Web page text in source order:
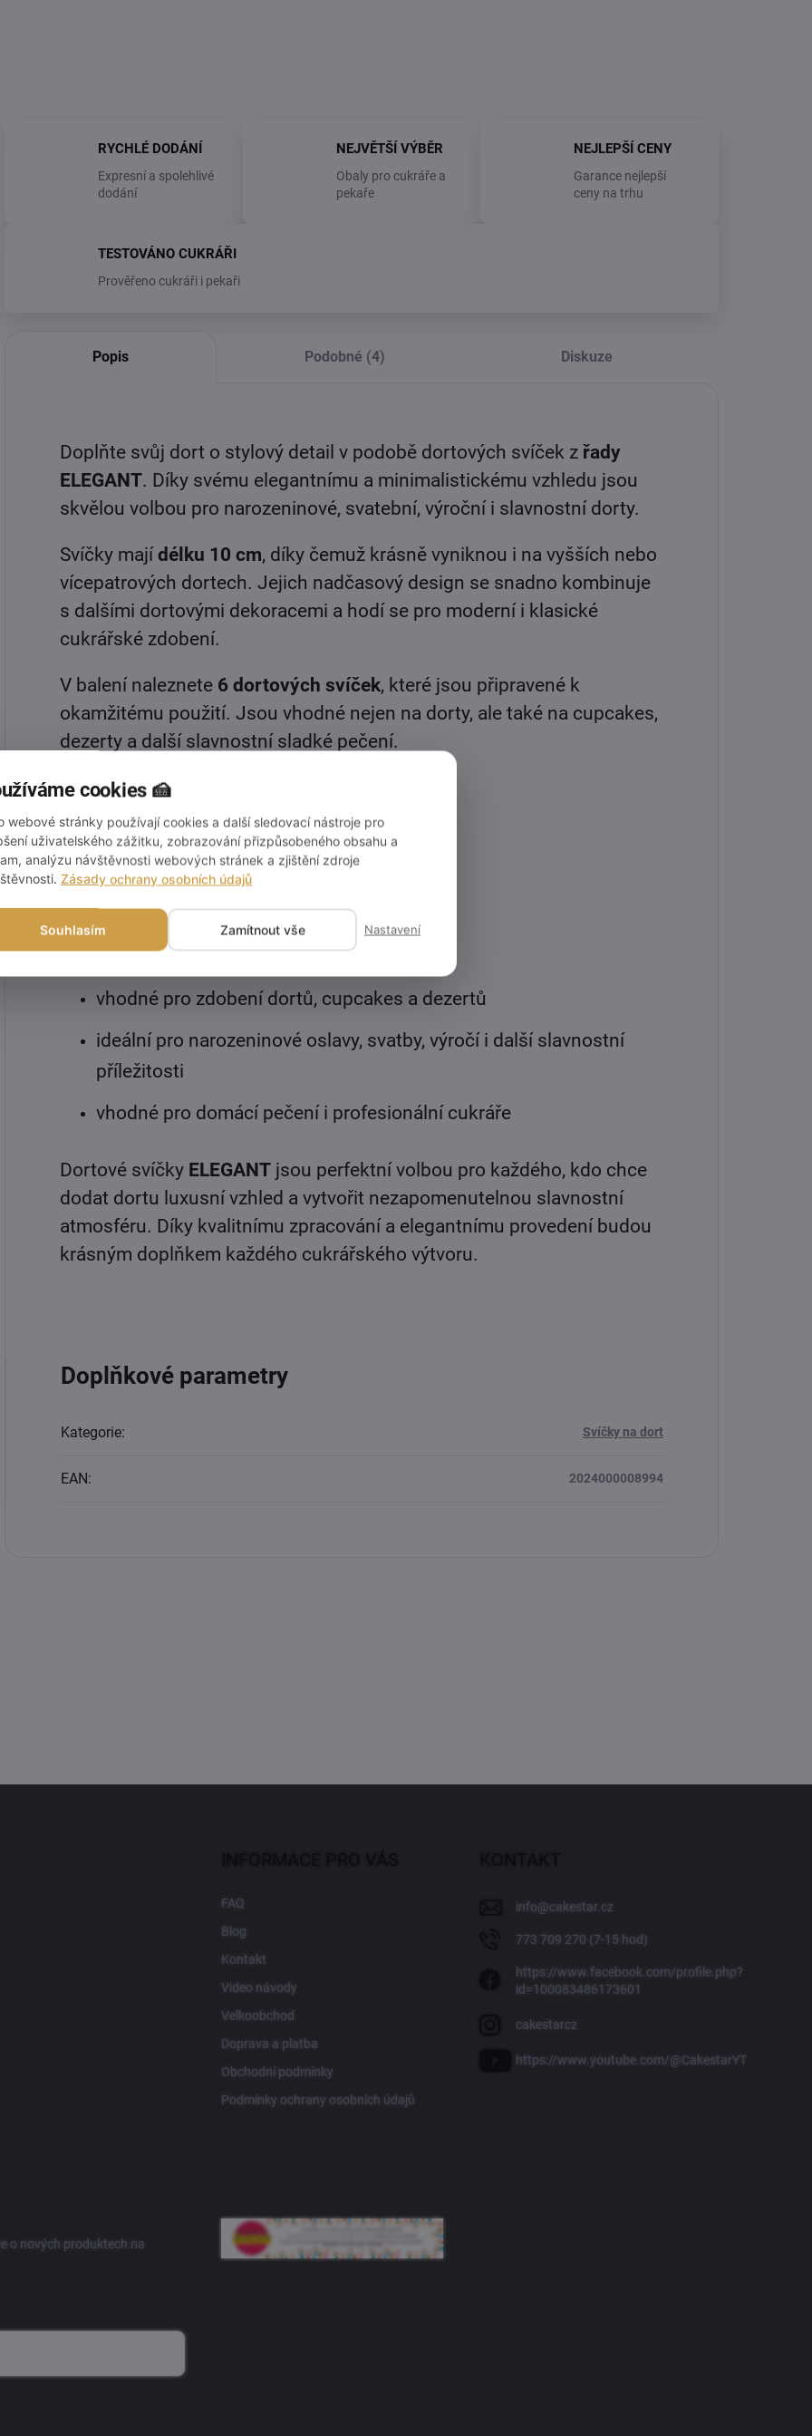
RYCHLÉ DODÁNÍ
Expresní a spolehlivé
dodání
NEJVĚTŠÍ VÝBĚR
Obaly pro cukráře a
pekaře
NEJLEPŠÍ CENY
Garance nejlepší
ceny na trhu
TESTOVÁNO CUKRÁŘI
Prověřeno cukráři i pekaři
Popis Podobné (4) Diskuze
Doplňte svůj dort o stylový detail v podobě dortových svíček z řady
ELEGANT. Díky svému elegantnímu a minimalistickému vzhledu jsou
skvělou volbou pro narozeninové, svatební, výroční i slavnostní dorty.
Svíčky majídélku 10 cm, díky čemuž krásně vyniknou i na vyšších nebo
vícepatrových dortech. Jejich nadčasový design se snadno kombinuje
s dalšími dortovými dekoracemi a hodí se pro moderní i klasické
cukrářské zdobení.
V balení naleznete 6 dortových svíček, které jsou připravené k
okamžitému použití. Jsou vhodné nejen na dorty, ale také na cupcakes,
dezerty a další slavnostní sladké pečení.
Hlavní výhody:
elegantní design zřady ELEGANT
délka svíček10 cm
6 ks v balení
barva: zlatá
vhodné pro zdobení dortů, cupcakes a dezertů
ideální pro narozeninové oslavy, svatby, výročí i další slavnostní
příležitosti
vhodné pro domácí pečení i profesionální cukráře
Dortové svíčky ELEGANT jsou perfektní volbou pro každého, kdo chce
dodat dortu luxusní vzhled a vytvořit nezapomenutelnou slavnostní
atmosféru. Díky kvalitnímu zpracování a elegantnímu provedení budou
krásným doplňkem každého cukrářského výtvoru.
Doplňkové parametry
Kategorie: Svíčky na dort
EAN: 2024000008994
FAQ
Blog
Kontakt
Video návody
Velkoobchod
Doprava a platba
Obchodní podmínky
Podmínky ochrany osobních údajů
info@cakestar.cz
773 709 270 (7-15 hod)
https://www.facebook.com/profile.php?
id=100083486173601
cakestarcz
https://www.youtube.com/@CakestarYT
o nových produktech na
cookies 🍰
webové stránky používají cookies a další sledovací nástroje pro
uživatelského zážitku, zobrazování přizpůsobeného obsahu a
analýzu návštěvnosti webových stránek a zjištění zdroje
Zásady ochrany osobních údajů
Souhlasím Zamítnout vše Nastavení